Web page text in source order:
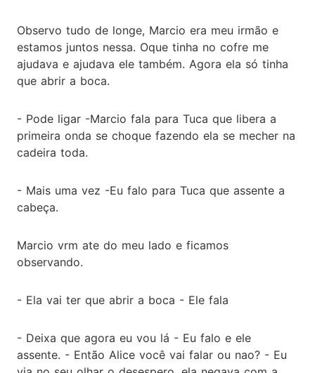
Observo tudo de longe, Marcio era meu irmão e
estamos juntos nessa. Oque tinha no cofre me
ajudava e ajudava ele também. Agora ela só tinha
que abrir a boca.
- Pode ligar -Marcio fala para Tuca que libera a
primeira onda se choque fazendo ela se mecher na
cadeira toda.
- Mais uma vez -Eu falo para Tuca que assente a
cabeça.
Marcio vrm ate do meu lado e ficamos
observando.
- Ela vai ter que abrir a boca - Ele fala
- Deixa que agora eu vou lá - Eu falo e ele
assente. - Então Alice você vai falar ou nao? - Eu